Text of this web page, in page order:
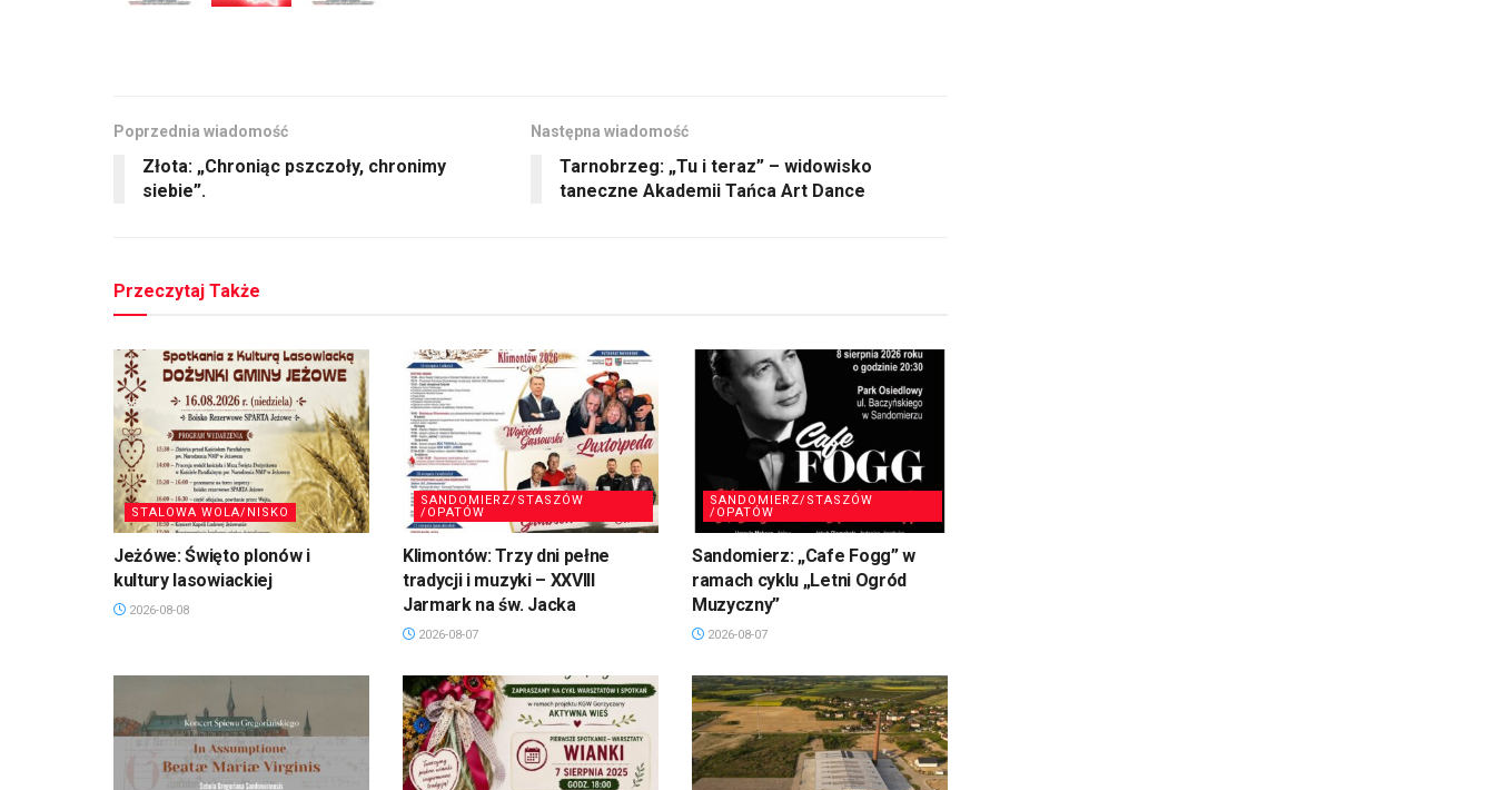
Poprzednia wiadomość
Złota: „Chroniąc pszczoły, chronimy
siebie”.
Następna wiadomość
Tarnobrzeg: „Tu i teraz” – widowisko
taneczne Akademii Tańca Art Dance
Przeczytaj Także
STALOWA WOLA/NISKO
Jeżówe: Święto plonów i
kultury lasowiackiej
2026-08-08
SANDOMIERZ/STASZÓW
/OPATÓW
Klimontów: Trzy dni pełne
tradycji i muzyki – XXVIII
Jarmark na św. Jacka
2026-08-07
SANDOMIERZ/STASZÓW
/OPATÓW
Sandomierz: „Cafe Fogg” w
ramach cyklu „Letni Ogród
Muzyczny”
2026-08-07